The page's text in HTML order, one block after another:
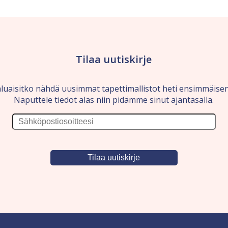
Tilaa uutiskirje
nähdä uusimmat tapettimallistot heti
Naputtele tiedot alas niin pidämme sinut ajantasalla.